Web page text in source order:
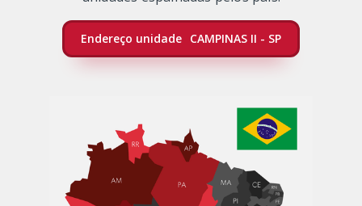
Endereço unidade CAMPINAS II - SP